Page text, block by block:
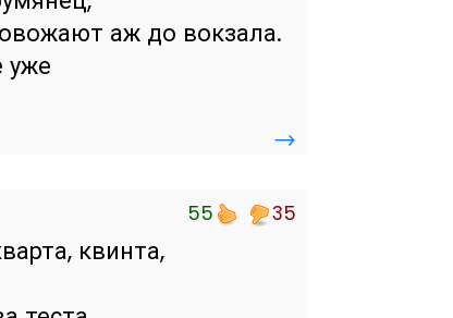
аж до вокзала.
уже
→
55 35
квинта,